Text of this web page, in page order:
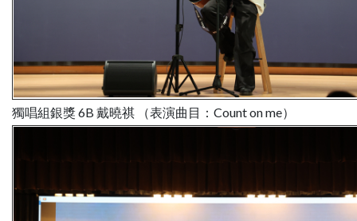
獨唱組銀獎 6B 戴曉祺 （表演曲目：Count on me）